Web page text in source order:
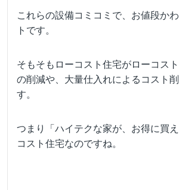
これらの設備コミコミで、お値段か
トです。
そもそもローコスト住宅がローコス
の削減や、大量仕入れによるコスト
す。
つまり「ハイテクな家が、お得に買
コスト住宅なのですね。